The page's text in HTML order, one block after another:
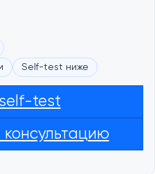
Self-test ниже
test